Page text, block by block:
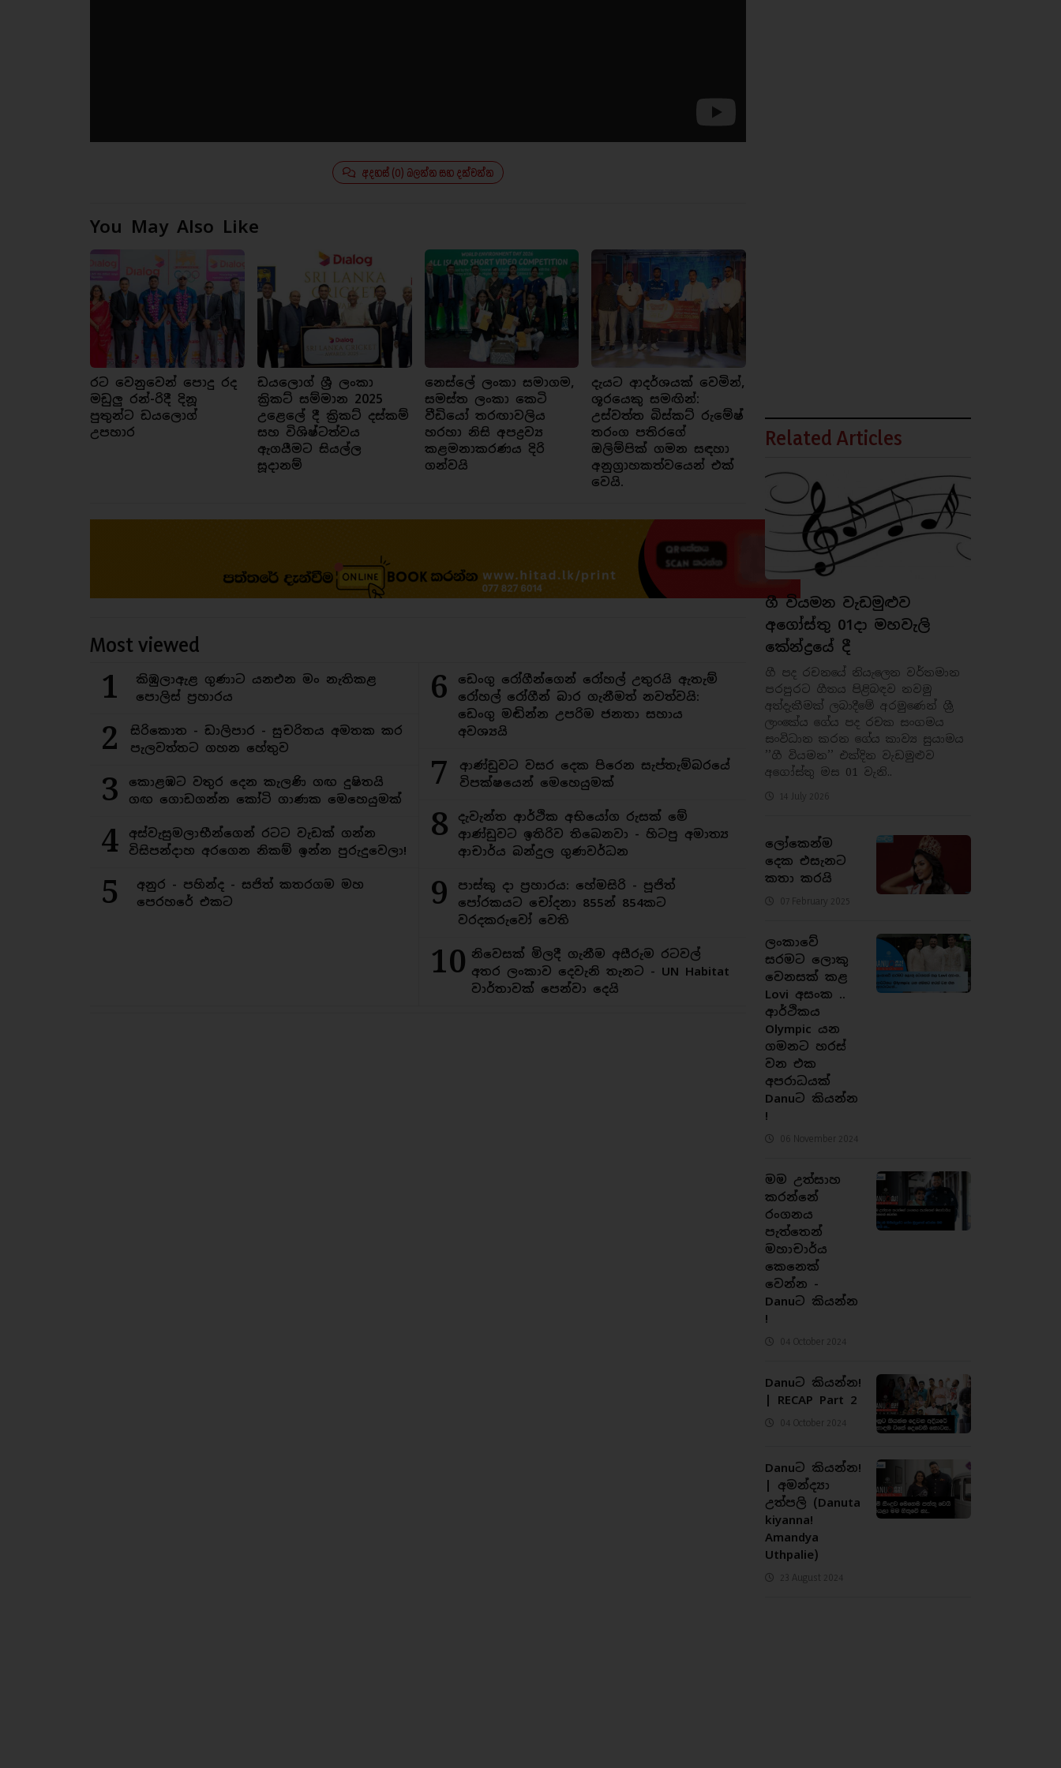
අදහස් (0) බලන්න සහ දක්වන්න
You May Also Like
රට වෙනුවෙන් පොදු රද
මඩුලු රන්-රිදී දිනූ
පුතුන්ට ඩයලොග්
උපහාර
ඩයලොග් ශ්‍රී ලංකා
ක්‍රිකට් සම්මාන 2025
උළෙලේ දී ක්‍රිකට් දස්කම්
සහ විශිෂ්ටත්වය
ඇගයීමට සියල්ල
සූදානම්
නෙස්ලේ ලංකා සමාගම,
සමස්ත ලංකා කෙටි
වීඩියෝ තරඟාවලිය
හරහා නිසි අපද්‍රව්‍ය
කළමනාකරණය දිරි
ගන්වයි
දැයට ආදර්ශයක් වෙමින්,
ශූරයෙකු සමඟින්:
උස්වත්ත බිස්කට් රුමේෂ්
තරංග පතිරගේ
ඔලිම්පික් ගමන සඳහා
අනුග්‍රාහකත්වයෙන් එක්
වෙයි.
Most viewed
1
කිඹුලාඇළ ගුණාට යනඑන මං නැතිකළ
පොලිස් ප්‍රහාරය
2
සිරිකොත - ඩාලිපාර - සුචරිතය අමතක කර
පැලවත්තට ගහන හේතුව
3
කොළඹට වතුර දෙන කැලණි ගඟ දුෂිතයි
ගඟ ගොඩගන්න කෝටි ගාණක මෙහෙයුමක්
4
අස්වැසුමලාභීන්ගෙන් රටට වැඩක් ගන්න
විසිපන්දාහ අරගෙන නිකම් ඉන්න පුරුදුවෙලා!
5
අනුර - පහින්ද - සජිත් කතරගම මහ
පෙරහරේ එකට
6
ඩෙංගු රෝගීන්ගෙන් රෝහල් උතුරයි ඇතැම්
රෝහල් රෝගීන් බාර ගැනීමත් නවත්වයි:
ඩෙංගු මඬින්න උපරිම ජනතා සහාය
අවශ්‍යයි
7
ආණ්ඩුවට වසර දෙක පිරෙන සැප්තැම්බරයේ
විපක්ෂයෙන් මෙහෙයුමක්
8
දැවැන්ත ආර්ථික අභියෝග රුසක් මේ
ආණ්ඩුවට ඉතිරිව තිබෙනවා - හිටපු අමාත්‍ය
ආචාර්ය බන්දුල ගුණවර්ධන
9
පාස්කු දා ප්‍රහාරය: හේමසිරි - පූජිත්
පෝරකයට චෝදනා 855න් 854කට
වරදකරුවෝ වෙති
10 නිවෙසක් මිලදී ගැනීම අසීරුම රටවල්
අතර ලංකාව දෙවැනි තැනට - UN Habitat
වාර්තාවක් පෙන්වා දෙයි
Related Articles
ගී වියමන වැඩමුළුව
අගෝස්තු 01දා මහවැලි
කේන්ද්‍රයේ දී
ගී පද රචනයේ නියැලෙන වර්තමාන
පරපුරට ගීතය පිළිබඳව නවමු
අත්දැකීමක් ලබාදීමේ අරමුණෙන් ශ්‍රී
ලාංකේය ගේය පද රචක සංගමය
සංවිධාන කරන ගේය කාව්‍ය සුයාමය
’’ගී වියමන’’ එක්දින වැඩමුළුව
අගෝස්තු මස 01 වැනි..
14 July 2026
ලෝකෙන්ම
දෙක එසැනට
කතා කරයි
07 February 2025
ලංකාවේ
සරමට ලොකු
වෙනසක් කළ
Lovi අසංක ..
ආර්ථිකය
Olympic යන
ගමනට හරස්
වන එක
අපරාධයක්
Danuට කියන්න
!
06 November 2024
මම උත්සාහ
කරන්නේ
රංගනය
පැත්තෙන්
මහාචාර්ය
කෙනෙක්
වෙන්න -
Danuට කියන්න
!
04 October 2024
Danuට කියන්න!
| RECAP Part 2
04 October 2024
Danuට කියන්න!
| අමන්ද්‍යා
උත්පලි (Danuta
kiyanna!
Amandya
Uthpalie)
23 August 2024